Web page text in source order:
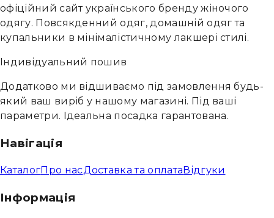
офіційний сайт українського бренду жіночого
одягу. Повсякденний одяг, домашній одяг та
купальники в мінімалістичному лакшері стилі.
Індивідуальний пошив
Додатково ми відшиваємо під замовлення будь-
який ваш виріб у нашому магазині. Під ваші
параметри. Ідеальна посадка гарантована.
Навігація
КаталогПро насДоставка та оплата Відгуки
Інформація